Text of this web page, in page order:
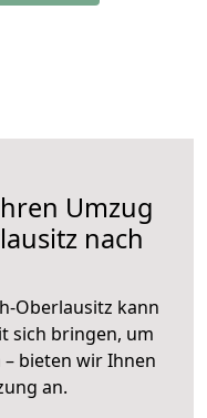
Umzug
nach
Oberlausitz kann
sich bringen, um
bieten wir Ihnen
an.